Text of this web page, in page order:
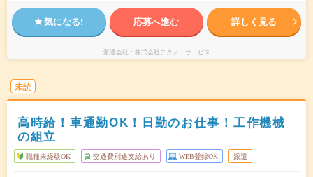
気になる! 応募へ進む 詳しく見る
派遣会社 株式会社テクノ・サービス
未読
高時給！車通勤OK！日勤のお仕事！工作機械
の組立
職種未経験OK 交通費別途支給あり WEB登録OK 派遣